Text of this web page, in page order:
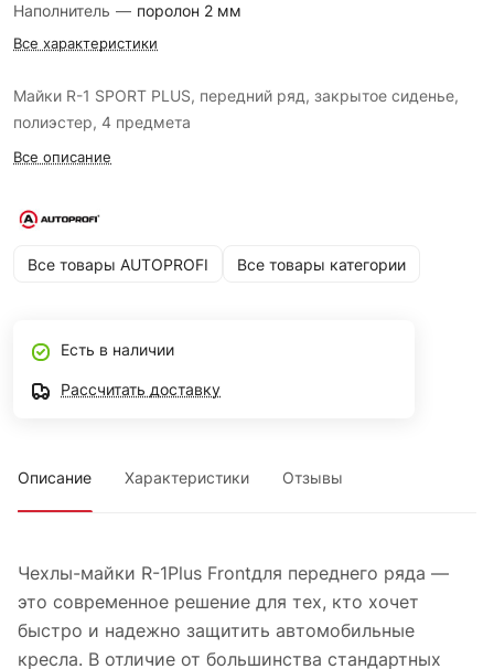
Наполнитель — поролон 2 мм
Все характеристики
Майки R-1 SPORT PLUS, передний ряд, закрытое сиденье,
полиэстер, 4 предмета
Все описание
Все товары AUTOPROFI Все товары категории
Есть в наличии
Рассчитать доставку
Описание Характеристики Отзывы
Чехлы-майки R-1Plus Frontдля переднего ряда —
это современное решение для тех, кто хочет
быстро и надежно защитить автомобильные
кресла. В отличие от большинства стандартных